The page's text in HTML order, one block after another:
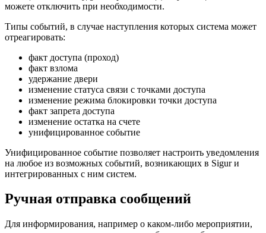
можете отключить при необходимости.
Типы событий, в случае наступления которых система может
отреагировать:
факт доступа (проход)
факт взлома
удержание двери
изменение статуса связи с точками доступа
изменение режима блокировки точки доступа
факт запрета доступа
изменение остатка на счете
унифицированное событие
Унифицированное событие позволяет настроить уведомления
на любое из возможных событий, возникающих в Sigur и
интегрированных с ним систем.
Ручная отправка сообщений
Для информирования, например о каком-либо мероприятии,